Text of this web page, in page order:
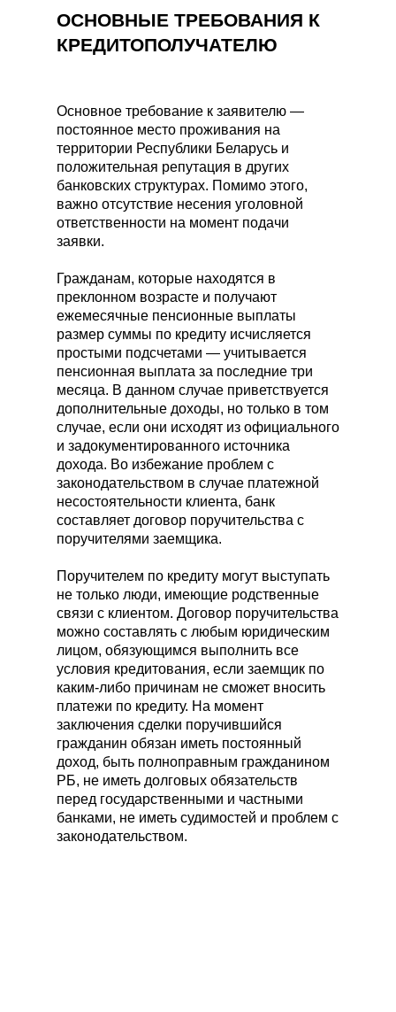
ОСНОВНЫЕ ТРЕБОВАНИЯ К
КРЕДИТОПОЛУЧАТЕЛЮ
Основное требование к заявителю —
постоянное место проживания на
территории Республики Беларусь и
положительная репутация в других
банковских структурах. Помимо этого,
важно отсутствие несения уголовной
ответственности на момент подачи
заявки.
Гражданам, которые находятся в
преклонном возрасте и получают
ежемесячные пенсионные выплаты
размер суммы по кредиту исчисляется
простыми подсчетами — учитывается
пенсионная выплата за последние три
месяца. В данном случае приветствуется
дополнительные доходы, но только в том
случае, если они исходят из официального
и задокументированного источника
дохода. Во избежание проблем с
законодательством в случае платежной
несостоятельности клиента, банк
составляет договор поручительства с
поручителями заемщика.
Поручителем по кредиту могут выступать
не только люди, имеющие родственные
связи с клиентом. Договор поручительства
можно составлять с любым юридическим
лицом, обязующимся выполнить все
условия кредитования, если заемщик по
каким-либо причинам не сможет вносить
платежи по кредиту. На момент
заключения сделки поручившийся
гражданин обязан иметь постоянный
доход, быть полноправным гражданином
РБ, не иметь долговых обязательств
перед государственными и частными
банками, не иметь судимостей и проблем с
законодательством.